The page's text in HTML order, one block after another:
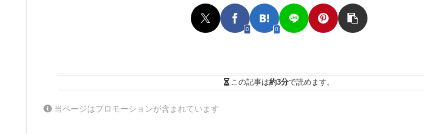
0 0
この記事は約3分で読めます。
当ページはプロモーションが含まれています